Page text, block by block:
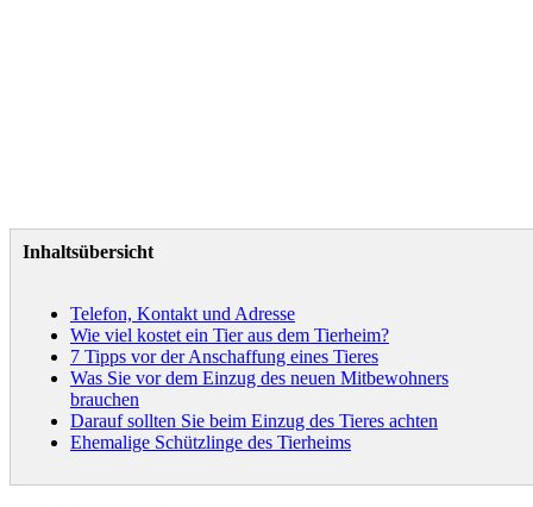
Inhaltsübersicht
Telefon, Kontakt und Adresse
Wie viel kostet ein Tier aus dem Tierheim?
7 Tipps vor der Anschaffung eines Tieres
Was Sie vor dem Einzug des neuen Mitbewohners
brauchen
Darauf sollten Sie beim Einzug des Tieres achten
Ehemalige Schützlinge des Tierheims